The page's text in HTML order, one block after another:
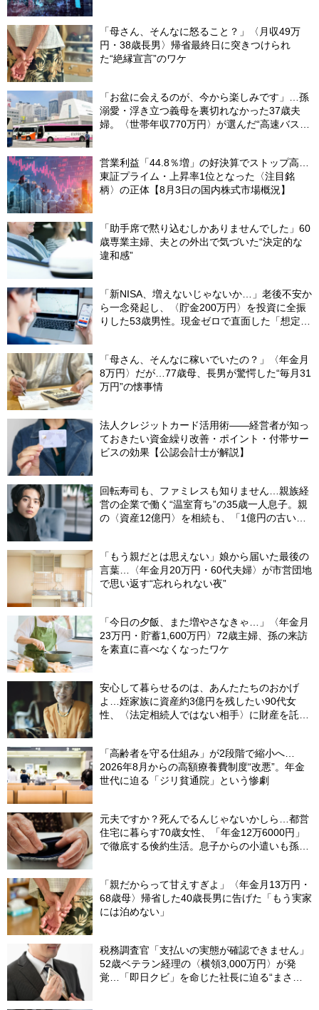
「母さん、そんなに怒ること？」〈月収49万
円・38歳長男〉帰省最終日に突きつけられ
た“絶縁宣言”のワケ
「お盆に会えるのが、今から楽しみです」…孫
溺愛・浮き立つ義母を裏切れなかった37歳夫
婦。〈世帯年収770万円〉が選んだ“高速バス帰
営業利益「44.8％増」の好決算でストップ高…
東証プライム・上昇率1位となった〈注目銘
柄〉の正体【8月3日の国内株式市場概況】
「助手席で黙り込むしかありませんでした」60
歳専業主婦、夫との外出で気づいた“決定的な
違和感”
「新NISA、増えないじゃないか…」老後不安か
ら一念発起し、〈貯金200万円〉を投資に全振
りした53歳男性。現金ゼロで直面した「想定外
「母さん、そんなに稼いでいたの？」〈年金月
8万円〉だが…77歳母、長男が驚愕した“毎月31
万円”の懐事情
法人クレジットカード活用術――経営者が知っ
ておきたい資金繰り改善・ポイント・付帯サー
ビスの効果【公認会計士が解説】
回転寿司も、ファミレスも知りません…親族経
営の企業で働く“温室育ち”の35歳一人息子。親
の〈資産12億円〉を相続も、「1億円の古いビ
「もう親だとは思えない」娘から届いた最後の
言葉…〈年金月20万円・60代夫婦〉が市営団地
で思い返す“忘れられない夜”
「今日の夕飯、また増やさなきゃ…」〈年金月
23万円・貯蓄1,600万円〉72歳主婦、孫の来訪
を素直に喜べなくなったワケ
安心して暮らせるのは、あんたたちのおかげ
よ…姪家族に資産約3億円を残したい90代女
性、〈法定相続人ではない相手〉に財産を託せ
「高齢者を守る仕組み」が2段階で縮小へ…
2026年8月からの高額療養費制度“改悪”。年金
世代に迫る「ジリ貧通院」という惨劇
元夫ですか？死んでるんじゃないかしら…都営
住宅に暮らす70歳女性、「年金12万6000円」
で徹底する倹約生活。息子からの小遣いも孫の
「親だからって甘えすぎよ」〈年金月13万円・
68歳母〉帰省した40歳長男に告げた「もう実家
には泊めない」
税務調査官「支払いの実態が確認できません」
52歳ベテラン経理の〈横領3,000万円〉が発
覚…「即日クビ」を命じた社長に迫る“まさか